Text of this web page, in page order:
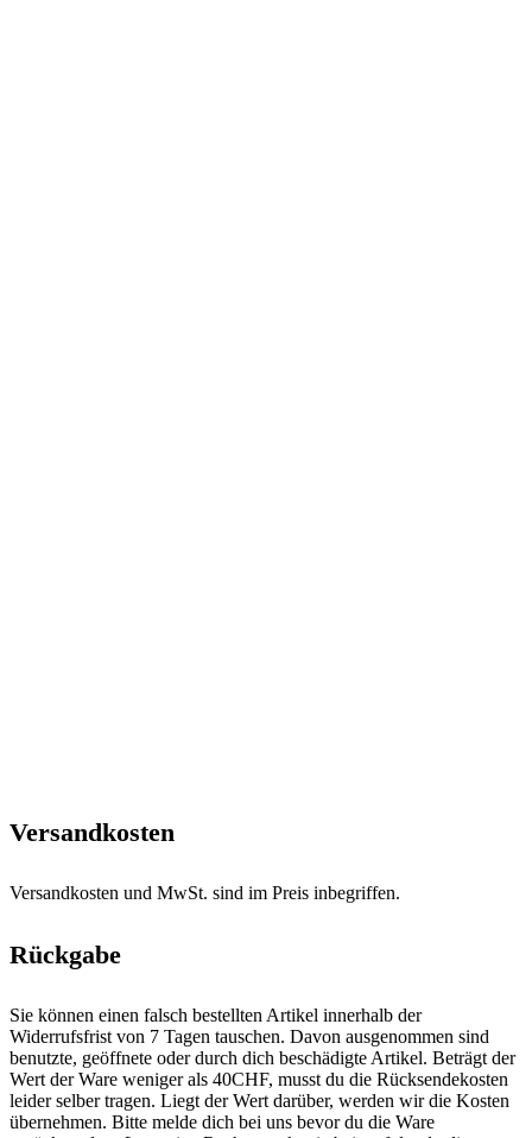
Versandkosten
Versandkosten und MwSt. sind im Preis inbegriffen.
Rückgabe
Sie können einen falsch bestellten Artikel innerhalb der
Widerrufsfrist von 7 Tagen tauschen. Davon ausgenommen sind
benutzte, geöffnete oder durch dich beschädigte Artikel. Beträgt der
Wert der Ware weniger als 40CHF, musst du die Rücksendekosten
leider selber tragen. Liegt der Wert darüber, werden wir die Kosten
übernehmen. Bitte melde dich bei uns bevor du die Ware